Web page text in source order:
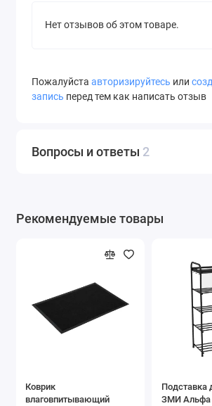
Нет отзывов об этом товаре.
Пожалуйста авторизируйтесь или
запись перед тем как написать отзыв
Вопросы и ответы 2
Рекомендуемые товары
Коврик
влаговпитывающий
Подставка
ЗМИ Альфа